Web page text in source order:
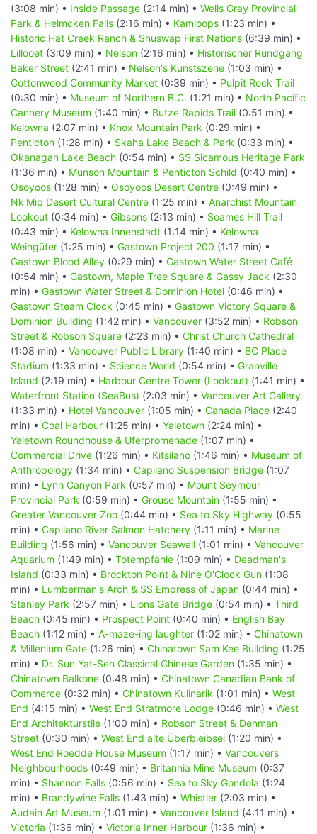
(3:08 min) • Inside Passage (2:14 min) • Wells Gray Provincial
Park & Helmcken Falls (2:16 min) • Kamloops (1:23 min) •
Historic Hat Creek Ranch & Shuswap First Nations (6:39 min) •
Lillooet (3:09 min) • Nelson (2:16 min) • Historischer Rundgang
Baker Street (2:41 min) • Nelson's Kunstszene (1:03 min) •
Cottonwood Community Market (0:39 min) • Pulpit Rock Trail
(0:30 min) • Museum of Northern B.C. (1:21 min) • North Pacific
Cannery Museum (1:40 min) • Butze Rapids Trail (0:51 min) •
Kelowna (2:07 min) • Knox Mountain Park (0:29 min) •
Penticton (1:28 min) • Skaha Lake Beach & Park (0:33 min) •
Okanagan Lake Beach (0:54 min) • SS Sicamous Heritage Park
(1:36 min) • Munson Mountain & Penticton Schild (0:40 min) •
Osoyoos (1:28 min) • Osoyoos Desert Centre (0:49 min) •
Nk'Mip Desert Cultural Centre (1:25 min) • Anarchist Mountain
Lookout (0:34 min) • Gibsons (2:13 min) • Soames Hill Trail
(0:43 min) • Kelowna Innenstadt (1:14 min) • Kelowna
Weingüter (1:25 min) • Gastown Project 200 (1:17 min) •
Gastown Blood Alley (0:29 min) • Gastown Water Street Café
(0:54 min) • Gastown, Maple Tree Square & Gassy Jack (2:30
min) • Gastown Water Street & Dominion Hotel (0:46 min) •
Gastown Steam Clock (0:45 min) • Gastown Victory Square &
Dominion Building (1:42 min) • Vancouver (3:52 min) • Robson
Street & Robson Square (2:23 min) • Christ Church Cathedral
(1:08 min) • Vancouver Public Library (1:40 min) • BC Place
Stadium (1:33 min) • Science World (0:54 min) • Granville
Island (2:19 min) • Harbour Centre Tower (Lookout) (1:41 min) •
Waterfront Station (SeaBus) (2:03 min) • Vancouver Art Gallery
(1:33 min) • Hotel Vancouver (1:05 min) • Canada Place (2:40
min) • Coal Harbour (1:25 min) • Yaletown (2:24 min) •
Yaletown Roundhouse & Uferpromenade (1:07 min) •
Commercial Drive (1:26 min) • Kitsilano (1:46 min) • Museum of
Anthropology (1:34 min) • Capilano Suspension Bridge (1:07
min) • Lynn Canyon Park (0:57 min) • Mount Seymour
Provincial Park (0:59 min) • Grouse Mountain (1:55 min) •
Greater Vancouver Zoo (0:44 min) • Sea to Sky Highway (0:55
min) • Capilano River Salmon Hatchery (1:11 min) • Marine
Building (1:56 min) • Vancouver Seawall (1:01 min) • Vancouver
Aquarium (1:49 min) • Totempfähle (1:09 min) • Deadman's
Island (0:33 min) • Brockton Point & Nine O'Clock Gun (1:08
min) • Lumberman's Arch & SS Empress of Japan (0:44 min) •
Stanley Park (2:57 min) • Lions Gate Bridge (0:54 min) • Third
Beach (0:45 min) • Prospect Point (0:40 min) • English Bay
Beach (1:12 min) • A-maze-ing laughter (1:02 min) • Chinatown
& Millenium Gate (1:26 min) • Chinatown Sam Kee Building (1:25
min) • Dr. Sun Yat-Sen Classical Chinese Garden (1:35 min) •
Chinatown Balkone (0:48 min) • Chinatown Canadian Bank of
Commerce (0:32 min) • Chinatown Kulinarik (1:01 min) • West
End (4:15 min) • West End Stratmore Lodge (0:46 min) • West
End Architekturstile (1:00 min) • Robson Street & Denman
Street (0:30 min) • West End alte Überbleibsel (1:20 min) •
West End Roedde House Museum (1:17 min) • Vancouvers
Neighbourhoods (0:49 min) • Britannia Mine Museum (0:37
min) • Shannon Falls (0:56 min) • Sea to Sky Gondola (1:24
min) • Brandywine Falls (1:43 min) • Whistler (2:03 min) •
Audain Art Museum (1:01 min) • Vancouver Island (4:11 min) •
Victoria (1:36 min) • Victoria Inner Harbour (1:36 min) •